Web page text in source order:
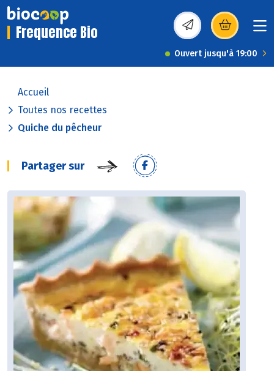
Frequence Bio (s’ouvre dans une
Ouvert jusqu'à 19:00
Accueil
Toutes nos recettes
Quiche du pêcheur
Partager sur